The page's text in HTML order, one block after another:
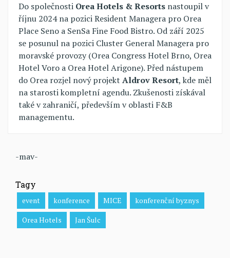
Do společnosti Orea Hotels & Resorts nastoupil v
říjnu 2024 na pozici Resident Managera pro Orea
Place Seno a SenSa Fine Food Bistro. Od září 2025
se posunul na pozici Cluster General Managera pro
moravské provozy (Orea Congress Hotel Brno, Orea
Hotel Voro a Orea Hotel Arigone). Před nástupem
do Orea rozjel nový projekt Aldrov Resort, kde měl
na starosti kompletní agendu. Zkušenosti získával
také v zahraničí, především v oblasti F&B
managementu.
-mav-
Tagy
event konference MICE
konferenční byznys
Orea Hotels
Jan Šulc